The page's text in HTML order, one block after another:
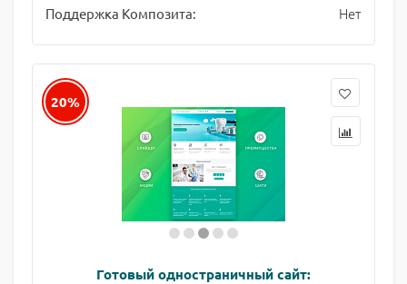
Поддержка Композита: Нет
20%
Готовый одностраничный сайт: